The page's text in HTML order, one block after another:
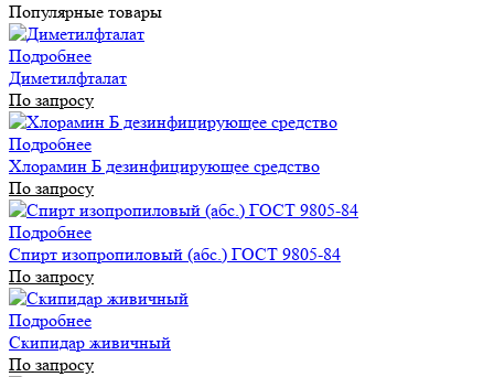
Популярные товары
Подробнее
Диметилфталат
По запросу
Подробнее
Хлорамин Б дезинфицирующее средство
По запросу
Подробнее
Спирт изопропиловый (абс.) ГОСТ 9805-84
По запросу
Подробнее
Скипидар живичный
По запросу